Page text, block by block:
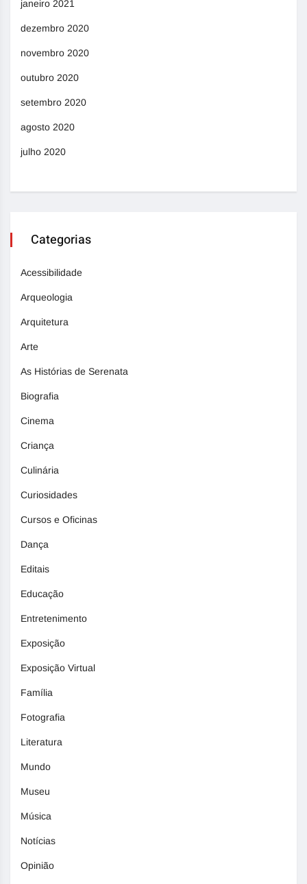
janeiro 2021
dezembro 2020
novembro 2020
outubro 2020
setembro 2020
agosto 2020
julho 2020
Categorias
Acessibilidade
Arqueologia
Arquitetura
Arte
As Histórias de Serenata
Biografia
Cinema
Criança
Culinária
Curiosidades
Cursos e Oficinas
Dança
Editais
Educação
Entretenimento
Exposição
Exposição Virtual
Família
Fotografia
Literatura
Mundo
Museu
Música
Notícias
Opinião